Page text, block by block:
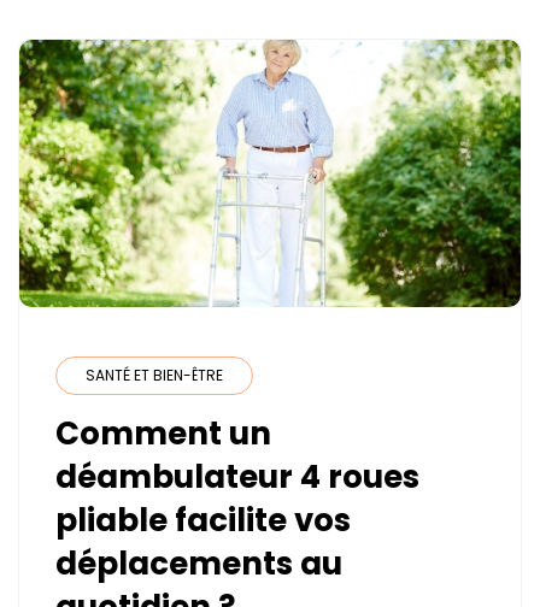
SANTÉ ET BIEN-ÊTRE
Comment un
déambulateur 4 roues
pliable facilite vos
déplacements au